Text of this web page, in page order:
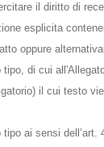
il diritto di
esplicita
oppure
tipo, di cui
il cui testo
tipo ai sensi